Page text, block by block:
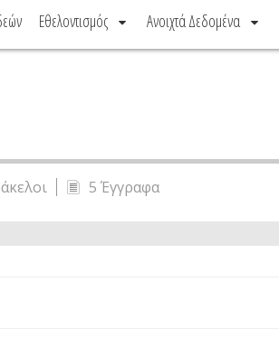
Εθελοντισμός Ανοιχτά Δεδομένα
5 Έγγραφα